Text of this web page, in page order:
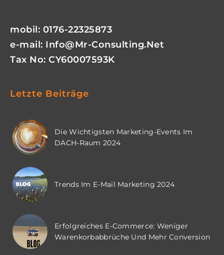
mobil: 0176-22325873
e-mail: Info@mr-Consulting.net
Tax No: CY60007593K
Letzte Beiträge
Die Wichtigsten Marketing-Events Im
DACH-Raum 2024
Trends Im E-Mail Marketing 2024
Erfolgreiches E-Commerce: Weniger
Warenkorbabbrüche Und Mehr Conversion